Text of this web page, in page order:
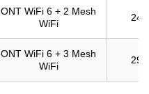
ONT WiFi 6 + 2 Mesh
WiFi
ONT WiFi 6 + 3 Mesh
WiFi